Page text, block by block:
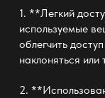
1. **Легкий
используемые
облегчить
наклоняться или
2.